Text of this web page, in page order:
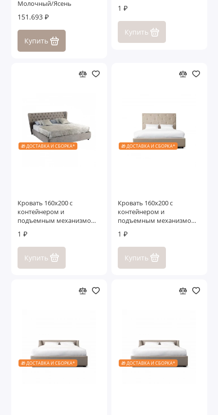
Молочный/Ясень
151.693 ₽
Купить
1 ₽
Купить
🎁 ДОСТАВКА И СБОРКА*
Кровать 160x200 с
контейнером и
подъемным механизмом
1 ₽
Купить
🎁 ДОСТАВКА И СБОРКА*
Кровать 160x200 c
контейнером и
подъемным механизмом
1 ₽
Купить
🎁 ДОСТАВКА И СБОРКА* 🎁 ДОСТАВКА И СБОРКА*